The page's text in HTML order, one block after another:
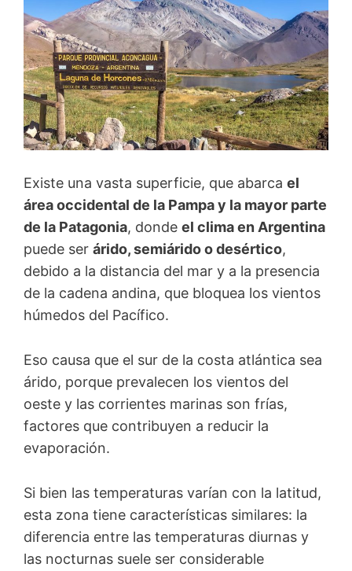
Existe una vasta superficie, que abarca el
área occidental de la Pampa y la mayor parte
de la Patagonia, donde el clima en Argentina
puede ser árido, semiárido o desértico,
debido a la distancia del mar y a la presencia
de la cadena andina, que bloquea los vientos
húmedos del Pacífico.
Eso causa que el sur de la costa atlántica sea
árido, porque prevalecen los vientos del
oeste y las corrientes marinas son frías,
factores que contribuyen a reducir la
evaporación.
Si bien las temperaturas varían con la latitud,
esta zona tiene características similares: la
diferencia entre las temperaturas diurnas y
las nocturnas suele ser considerable